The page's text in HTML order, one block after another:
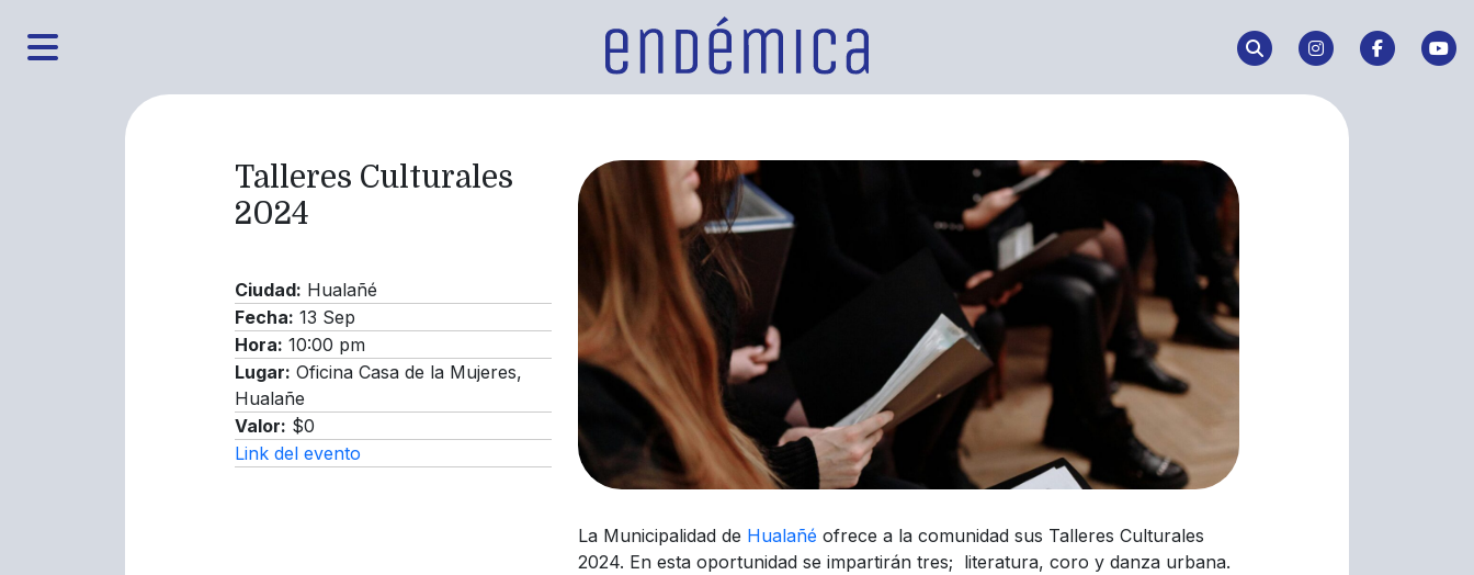
Talleres Culturales
2024
Ciudad: Hualañé
Fecha: 13 Sep
Hora: 10:00 pm
Lugar: Oficina Casa de la Mujeres,
Hualañe
Valor: $0
Link del evento
La Municipalidad de Hualañé ofrece a la comunidad sus Talleres Culturales
2024. En esta oportunidad se impartirán tres; literatura, coro y danza urbana.